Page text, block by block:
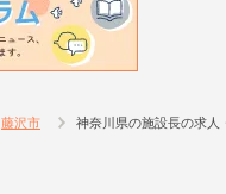
藤沢市 神奈川県の施設長の求人